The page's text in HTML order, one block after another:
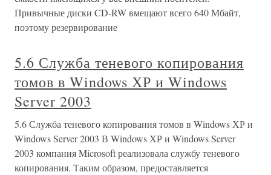
Привычные диски CD-RW вмещают всего 640 Мбайт,
поэтому резервирование
5.6 Служба теневого копирования
томов в Windows ХР и Windows
Server 2003
5.6 Служба теневого копирования томов в Windows ХР и
Windows Server 2003 В Windows ХР и Windows Server
2003 компания Microsoft реализовала службу теневого
копирования. Таким образом, предоставляется